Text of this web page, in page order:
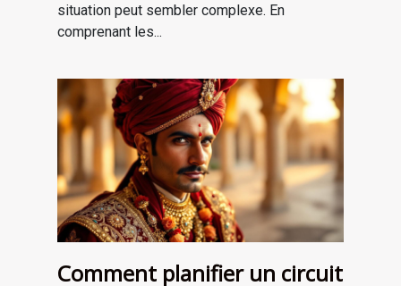
situation peut sembler complexe. En
comprenant les...
Comment planifier un circuit